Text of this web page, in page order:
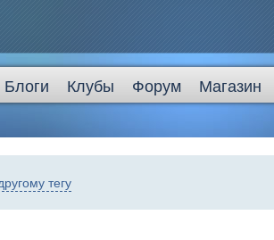
Блоги Клубы Форум Магазин
тегу